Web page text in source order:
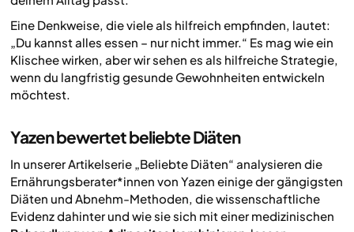
Eine Denkweise, die viele als hilfreich empfinden, lautet:
„Du kannst alles essen – nur nicht immer.“ Es mag wie ein
Klischee wirken, aber wir sehen es als hilfreiche Strategie,
wenn du langfristig gesunde Gewohnheiten entwickeln
möchtest.
Yazen bewertet beliebte Diäten
In unserer Artikelserie „Beliebte Diäten“ analysieren die
Ernährungsberater*innen von Yazen einige der gängigsten
Diäten und Abnehm-Methoden, die wissenschaftliche
Evidenz dahinter und wie sie sich mit einer medizinischen